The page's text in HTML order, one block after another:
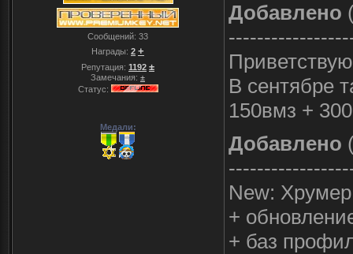
Сообщений: 33
Награды: 2 +
Репутация: 1192 ±
Замечания: ±
Статус:
Медали:
Добавлено
В сентябре
150вмз +
Добавлено
New:
+
+ баз